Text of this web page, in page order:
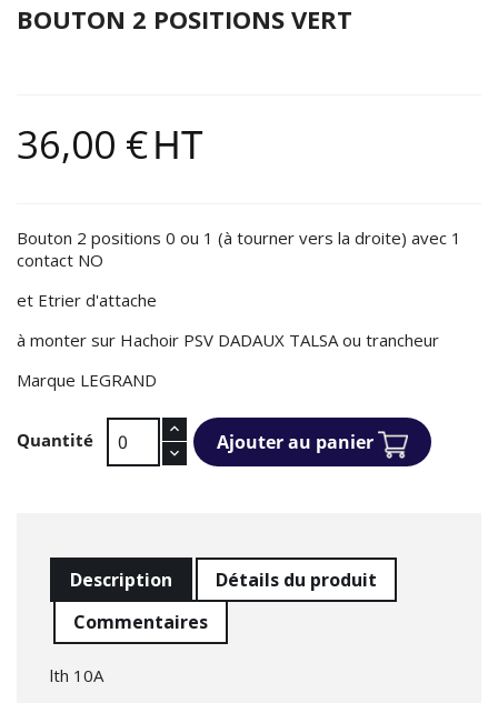
BOUTON 2 POSITIONS VERT
36,00 €HT
Bouton 2 positions 0 ou 1 (à tourner vers la droite) avec 1
contact NO
et Etrier d'attache
à monter sur Hachoir PSV DADAUX TALSA ou trancheur
Marque LEGRAND
Quantité Ajouter au panier
Description
Détails du produit
Commentaires
lth 10A